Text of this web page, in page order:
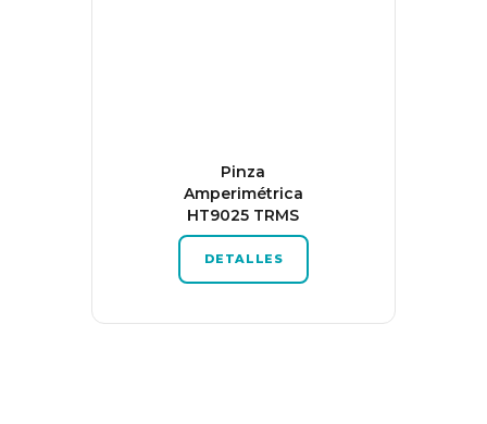
Pinza
Amperimétrica
HT9025 TRMS
DETALLES